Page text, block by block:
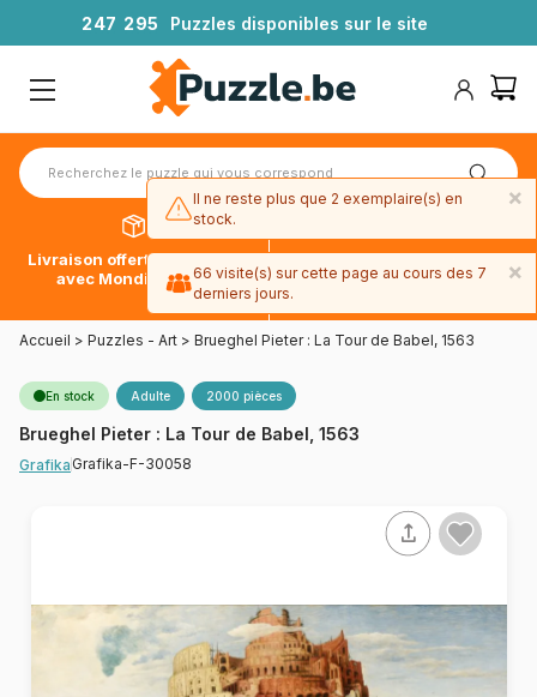
247 295 Puzzles disponibles sur le site
Livraison offerte dès 39€*
avec Mondial Relay
Paiement en 4x sans frais
avec Paypal
Accueil > Puzzles - Art > Brueghel Pieter : La Tour de Babel, 1563
En stock Adulte 2000 pièces
Brueghel Pieter : La Tour de Babel, 1563
Grafika Grafika-F-30058
×
Il ne reste plus que 2 exemplaire(s) en
stock.
×
66 visite(s) sur cette page au cours des 7
derniers jours.